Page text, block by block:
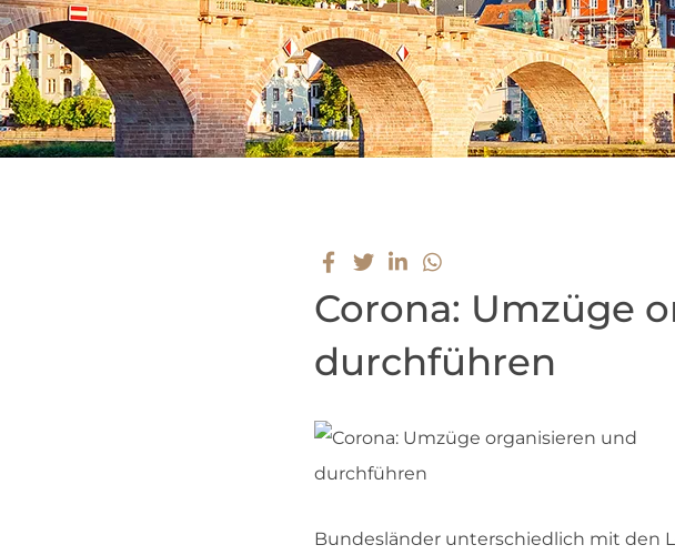
Corona: Umzüge
durchführen
Bundesländer unterschiedlich mit den